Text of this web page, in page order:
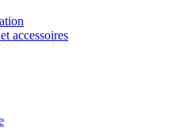
accessoires